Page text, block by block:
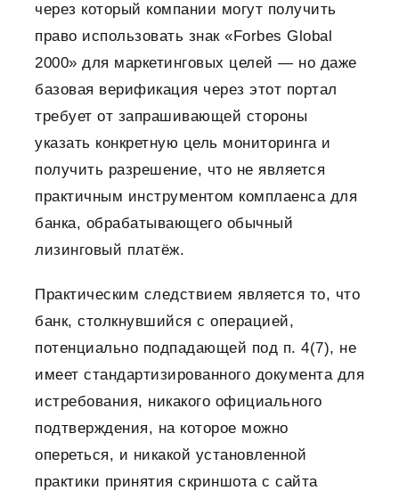
через который компании могут получить
право использовать знак «Forbes Global
2000» для маркетинговых целей — но даже
базовая верификация через этот портал
требует от запрашивающей стороны
указать конкретную цель мониторинга и
получить разрешение, что не является
практичным инструментом комплаенса для
банка, обрабатывающего обычный
лизинговый платёж.
Практическим следствием является то, что
банк, столкнувшийся с операцией,
потенциально подпадающей под п. 4(7), не
имеет стандартизированного документа для
истребования, никакого официального
подтверждения, на которое можно
опереться, и никакой установленной
практики принятия скриншота с сайта